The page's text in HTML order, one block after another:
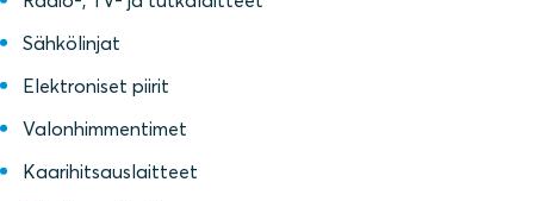
Sähkölinjat
Elektroniset piirit
Valonhimmentimet
Kaarihitsauslaitteet